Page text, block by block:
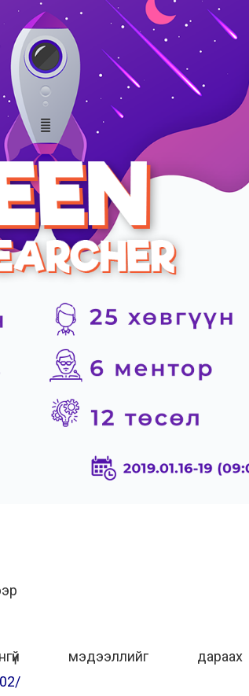
мэдээллийг